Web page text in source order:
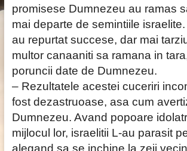
promisese Dumnezeu au ramas
mai departe de semintiile
au repurtat succese, dar mai
multor canaaniti sa ramana in
poruncii date de Dumnezeu.
– Rezultatele acestei cuceriri
fost dezastruoase, asa cum
Dumnezeu. Avand popoare
mijlocul lor, israelitii L-au parasit
alegand sa se inchine la zeii